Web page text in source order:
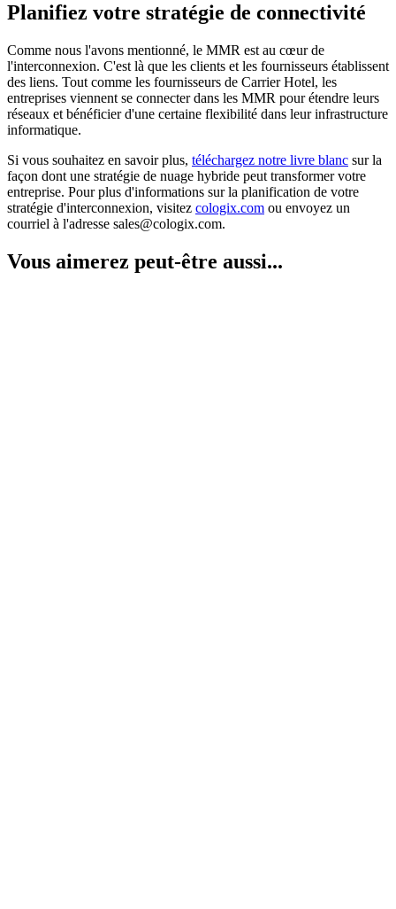
Planifiez votre stratégie de connectivité
Comme nous l'avons mentionné, le MMR est au cœur de
l'interconnexion. C'est là que les clients et les fournisseurs établissent
des liens. Tout comme les fournisseurs de Carrier Hotel, les
entreprises viennent se connecter dans les MMR pour étendre leurs
réseaux et bénéficier d'une certaine flexibilité dans leur infrastructure
informatique.
Si vous souhaitez en savoir plus, téléchargez notre livre blanc sur la
façon dont une stratégie de nuage hybride peut transformer votre
entreprise. Pour plus d'informations sur la planification de votre
stratégie d'interconnexion, visitez cologix.com ou envoyez un
courriel à l'adresse sales@cologix.com.
Vous aimerez peut-être aussi...